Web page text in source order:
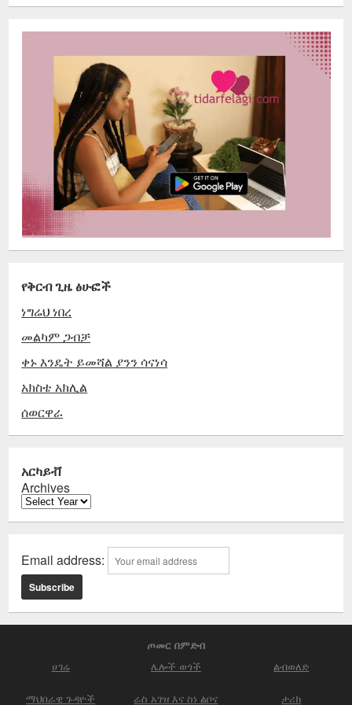
የቅርብ ጊዜ ፅሁፎች
ነግሬህ ነበረ
መልካም ጋብቻ
ቀኑ እንዴት ይመሻል ያንን ሳናነሳ
አክስቴ አክሊል
ሰወርዋራ
አርካይቭ
Archives
Email address:
ጦመር በምድብ
ሀገሬ ሌሎች ወጎች ልብወለድ
ማህበራዊ ጉዳዮች ራስ አገዝ እና ስነ ልቦና ታሪክ